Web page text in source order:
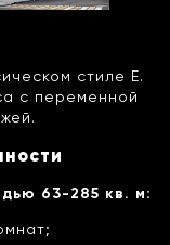
стиле Е.
с переменной
63-285 кв. м: